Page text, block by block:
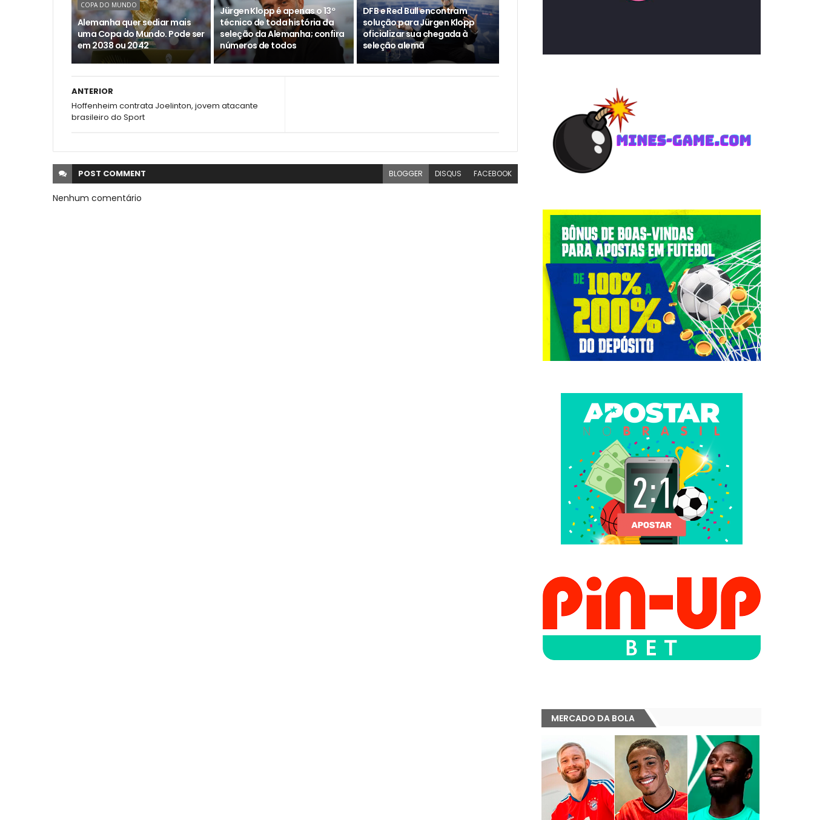
COPA DO MUNDO
Alemanha quer sediar mais
uma Copa do Mundo. Pode ser
em 2038 ou 2042
Jürgen Klopp é apenas o 13º
técnico de toda história da
seleção da Alemanha; confira
números de todos
DFB e Red Bull encontram
solução para Jürgen Klopp
oficializar sua chegada à
seleção alemã
ANTERIOR
Hoffenheim contrata Joelinton, jovem atacante
brasileiro do Sport
POST COMMENT BLOGGER DISQUS FACEBOOK
Nenhum comentário
MERCADO DA BOLA